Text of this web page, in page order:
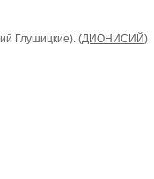
Глушицкие). (ДИОНИСИЙ)